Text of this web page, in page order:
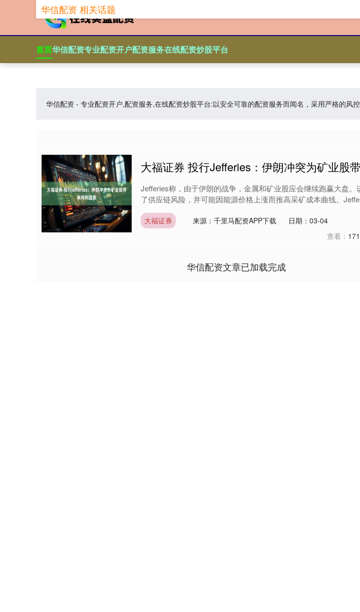
首页华信配资专业配资开户配资服务在线配资炒股平台
华信配资 - 专业配资开户,配资服务,在线配资炒股平台:以安全可靠的配资服务而闻名，采用严格的风
华信配资 相关话题
大福证券 投行Jefferies：伊朗冲突为矿业股
Jefferies称，由于伊朗的战争，金属和矿业股应会继续跑赢大盘。
了供应链风险，并可能因能源价格上涨而推高采矿成本曲线。
大福证券 来源：千里马配资APP下载
日期：03-04
查看： 171
华信配资文章已加载完成